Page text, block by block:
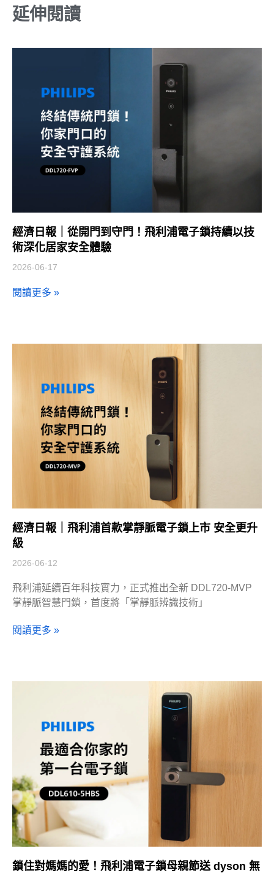
延伸閱讀
經濟日報｜從開門到守門！飛利浦電子鎖持續以技
術深化居家安全體驗
2026-06-17
閱讀更多 »
經濟日報｜飛利浦首款掌靜脈電子鎖上市 安全更升
級
2026-06-12
飛利浦延續百年科技實力，正式推出全新 DDL720-MVP
掌靜脈智慧門鎖，首度將「掌靜脈辨識技術」
閱讀更多 »
鎖住對媽媽的愛！飛利浦電子鎖母親節送 dyson 無